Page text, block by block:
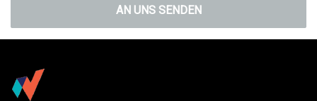
AN UNS SENDEN